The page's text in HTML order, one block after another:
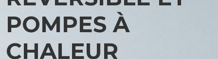
POMPES À
CHALEUR